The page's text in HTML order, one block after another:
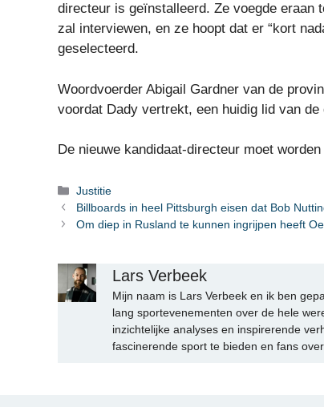
directeur is geïnstalleerd. Ze voegde eraan
zal interviewen, en ze hoopt dat er “kort
geselecteerd.
Woordvoerder Abigail Gardner van de
voordat Dady vertrekt, een huidig ​​lid van
De nieuwe kandidaat-directeur moet
Categorieën
Justitie
Billboards in heel Pittsburgh eisen dat Bob
Om diep in Rusland te kunnen ingrijpen heeft
Lars Verbeek
Mijn naam is Lars Verbeek en ik ben
lang sportevenementen over de hele
inzichtelijke analyses en inspirerende
fascinerende sport te bieden en fans